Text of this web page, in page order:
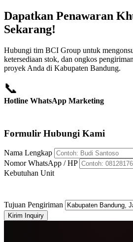
Dapatkan Penawaran
Sekarang!
Hubungi tim BCI Group untuk
ketersediaan stok, dan ongkos
proyek Anda di Kabupaten Bandung.
📞
Hotline WhatsApp Marketing
Formulir Hubungi Kami
Nama Lengkap
Nomor WhatsApp / HP
Kebutuhan Unit
Tujuan Pengiriman
Kirim Inquiry